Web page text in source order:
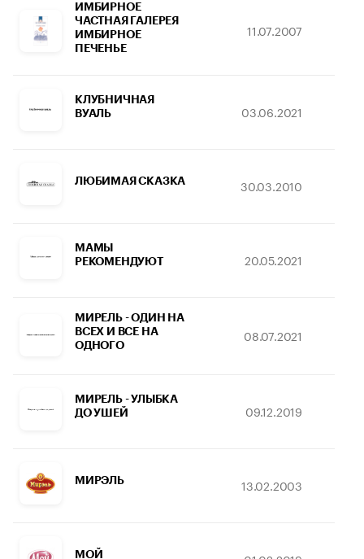
ИМБИРНОЕ
ЧАСТНАЯ ГАЛЕРЕЯ
ИМБИРНОЕ
ПЕЧЕНЬЕ
11.07.2007
КЛУБНИЧНАЯ
ВУАЛЬ
03.06.2021
ЛЮБИМАЯ СКАЗКА 30.03.2010
МАМЫ
РЕКОМЕНДУЮТ
20.05.2021
МИРЕЛЬ - ОДИН НА
ВСЕХ И ВСЕ НА
ОДНОГО
08.07.2021
МИРЕЛЬ - УЛЫБКА
ДО УШЕЙ
09.12.2019
МИРЭЛЬ 13.02.2003
МОЙ